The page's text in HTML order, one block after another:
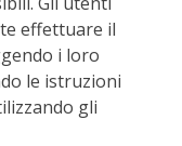
effettuare il
i loro
le istruzioni
gli